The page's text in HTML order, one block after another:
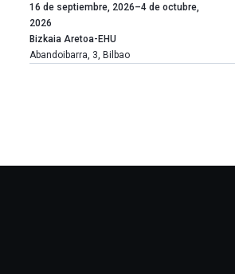
Un
año
más,
Bilbao
la
16 de septiembre, 2026–4 de octubre,
2026
Bizkaia Aretoa-EHU
Abandoibarra, 3, Bilbao